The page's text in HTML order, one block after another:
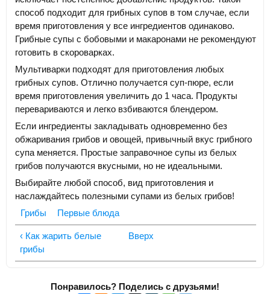
способ подходит для грибных супов в том случае, если
время приготовления у все ингредиентов одинаково.
Грибные супы с бобовыми и макаронами не рекомендуют
готовить в скороварках.
Мультиварки подходят для приготовления любых
грибных супов. Отлично получается суп-пюре, если
время приготовления увеличить до 1 часа. Продукты
перевариваются и легко взбиваются блендером.
Если ингредиенты закладывать одновременно без
обжаривания грибов и овощей, привычный вкус грибного
супа меняется. Простые заправочное супы из белых
грибов получаются вкусными, но не идеальными.
Выбирайте любой способ, вид приготовления и
наслаждайтесь полезными супами из белых грибов!
Грибы
Первые блюда
‹ Как жарить белые
грибы
Вверх
Понравилось? Поделись с друзьями!